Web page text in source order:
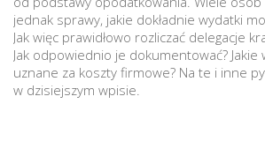
jednak sprawy, jakie dokładnie wydatki
Jak więc prawidłowo rozliczać delegacje
Jak odpowiednio je dokumentować? Jakie
uznane za koszty firmowe? Na te i inne
w dzisiejszym wpisie.